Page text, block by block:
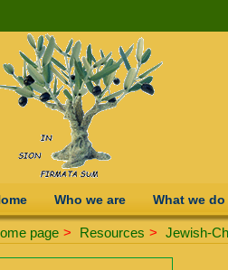
Who we are What we do
page > Resources > Jewish-